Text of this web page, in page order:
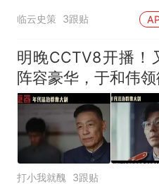
终于轮到年代剧火了
临云史策 3跟贴
明晚CCTV8开播！
阵容豪华，于和伟
打小我就醜 3跟贴